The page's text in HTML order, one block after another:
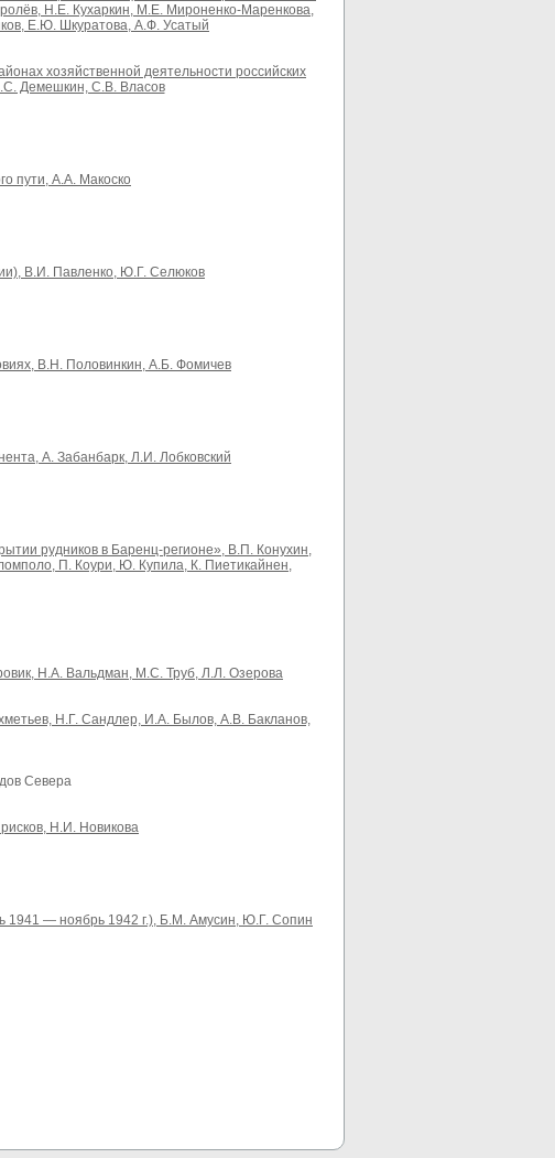
Н.Е. Кухаркин, М.Е. Мироненко-Маренкова,
Е.Ю. Шкуратова, А.Ф. Усатый
хозяйственной деятельности российских
Демешкин, С.В. Власов
пути, А.А. Макоско
В.И. Павленко, Ю.Г. Селюков
В.Н. Половинкин, А.Б. Фомичев
А. Забанбарк, Л.И. Лобковский
рудников в Баренц-регионе», В.П. Конухин,
П. Коури, Ю. Купила, К. Пиетикайнен,
Н.А. Вальдман, М.С. Труб, Л.Л. Озерова
Н.Г. Сандлер, И.А. Былов, А.В. Бакланов,
Севера
Н.И. Новикова
1941 — ноябрь 1942 г.), Б.М. Амусин, Ю.Г. Сопин